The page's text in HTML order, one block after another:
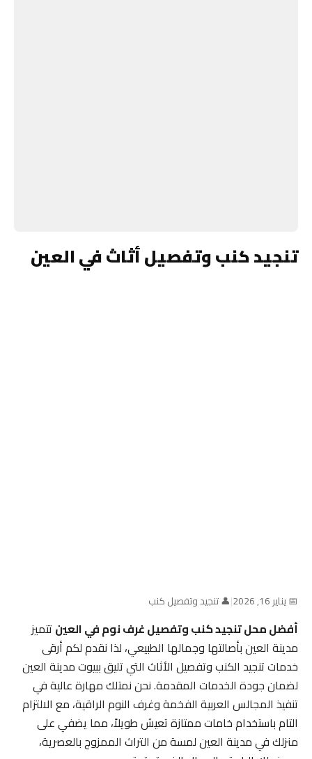
تنجيد كنب وتفصيل أثاث في العين
📅 يناير 16, 2026 |👤 تنجيد وتفصيل كنب
أفضل محل تنجيد كنب وتفصيل غرف نوم في العينتتميز
مدينة العين بأصالتها وجمالها الطبيعي، لذا نقدم لكم أرقى
خدمات تنجيد الكنب وتفصيل الأثاث التي تليق ببيوت مدينة العين
لضمان جودة الخدمات المقدمة. نحن نمتلك مهارة عالية في
تنفيذ المجالس العربية الفخمة وغرف النوم الراقية، مع الالتزام
التام باستخدام خامات ممتازة تعيش طويلاً، مما يضفي على
منزلك في مدينة العين لمسة من التراث الممزوج بالعصرية،